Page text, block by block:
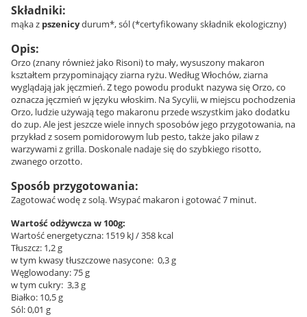
Składniki:
mąka z pszenicydurum*, sól (*certyfikowany składnik ekologiczny)
Opis:
Orzo (znany również jako Risoni) to mały, wysuszony makaron
kształtem przypominający ziarna ryżu. Według Włochów, ziarna
wyglądają jak jęczmień. Z tego powodu produkt nazywa się Orzo, co
oznacza jęczmień w języku włoskim. Na Sycylii, w miejscu pochodzenia
Orzo, ludzie używają tego makaronu przede wszystkim jako dodatku
do zup. Ale jest jeszcze wiele innych sposobów jego przygotowania, na
przykład z sosem pomidorowym lub pesto, także jako pilaw z
warzywami z grilla. Doskonale nadaje się do szybkiego risotto,
zwanego orzotto.
Sposób przygotowania:
Zagotować wodę z solą. Wsypać makaron i gotować 7 minut.
Wartość odżywcza w 100g:
Wartość energetyczna: 1519 kJ / 358 kcal
Tłuszcz: 1,2 g
w tym kwasy tłuszczowe nasycone: 0,3 g
Węglowodany: 75 g
w tym cukry: 3,3 g
Białko: 10,5 g
Sól: 0,01 g